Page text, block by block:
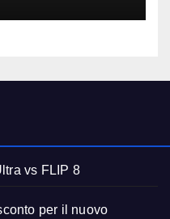
vs FLIP 8
per il nuovo